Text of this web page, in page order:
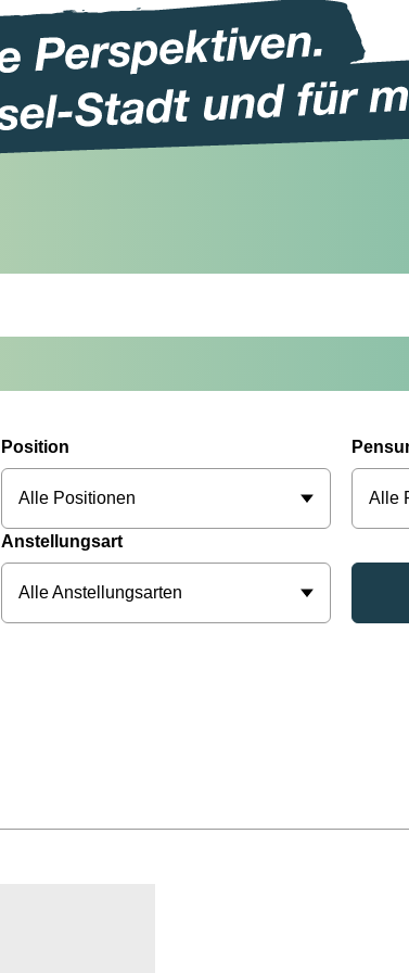
Position
Alle Positionen Alle
Anstellungsart
Alle Anstellungsarten